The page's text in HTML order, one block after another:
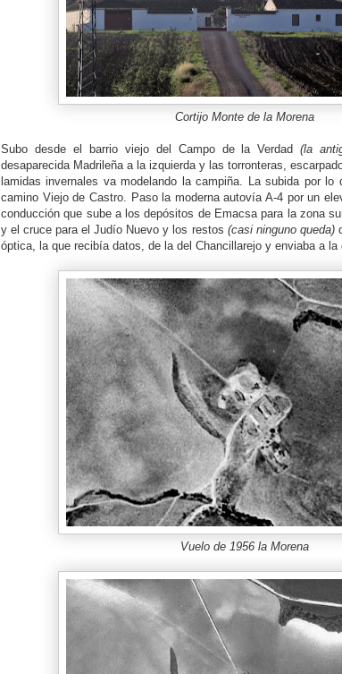
Cortijo Monte de la Morena
Subo desde el barrio viejo del Campo de la Verdad(la
desaparecida Madrileña a la izquierda y las torronteras,
lamidas invernales va modelando la campiña. La subida por lo
camino Viejo de Castro. Paso la moderna autovía A-4 por un
conducción que sube a los depósitos de Emacsa para la zona
y el cruce para el Judío Nuevo y los restos (casi ninguno queda)
óptica, la que recibía datos, de la del Chancillarejo y enviaba a
Vuelo de 1956 la Morena